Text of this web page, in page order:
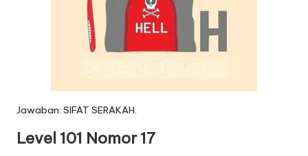
Jawaban: SIFAT SERAKAH.
Level 101 Nomor 17